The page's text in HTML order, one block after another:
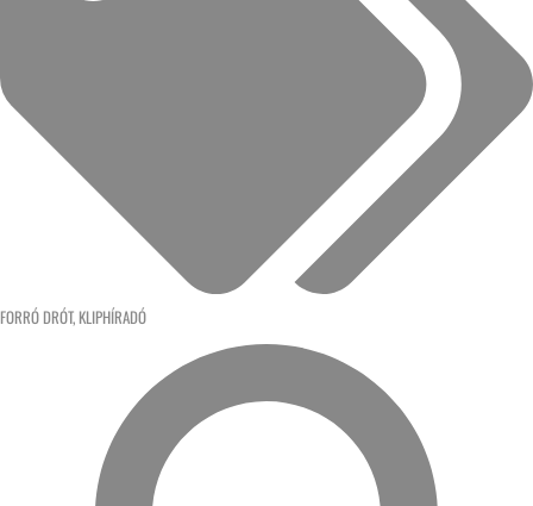
FORRÓ DRÓT, KLIPHÍRADÓ